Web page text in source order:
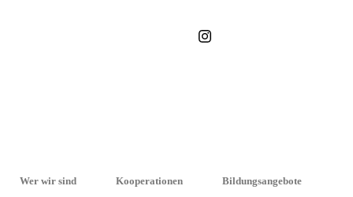
Wer wir sind Kooperationen Bildungsangebote